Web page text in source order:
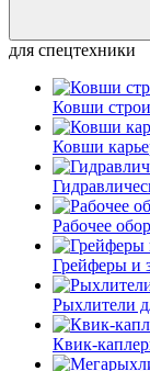
для спецтехники
Ковши
Ковши
Рабочее
Грейферы и
Рыхлители
Квик-